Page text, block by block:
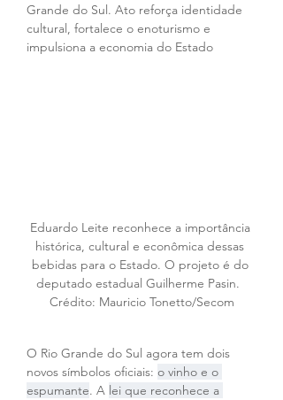
Grande do Sul. Ato reforça identidade
cultural, fortalece o enoturismo e
impulsiona a economia do Estado
Eduardo Leite reconhece a importância
histórica, cultural e econômica dessas
bebidas para o Estado. O projeto é do
deputado estadual Guilherme Pasin.
Crédito: Mauricio Tonetto/Secom
O Rio Grande do Sul agora tem dois
novos símbolos oficiais: o vinho e o
espumante. A lei que reconhece a